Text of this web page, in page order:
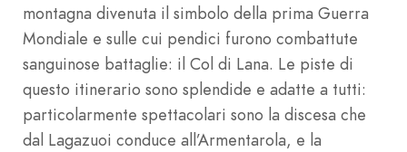
montagna divenuta il simbolo della prima Guerra
Mondiale e sulle cui pendici furono combattute
sanguinose battaglie: il Col di Lana. Le piste di
questo itinerario sono splendide e adatte a tutti:
particolarmente spettacolari sono la discesa che
dal Lagazuoi conduce all’Armentarola, e la